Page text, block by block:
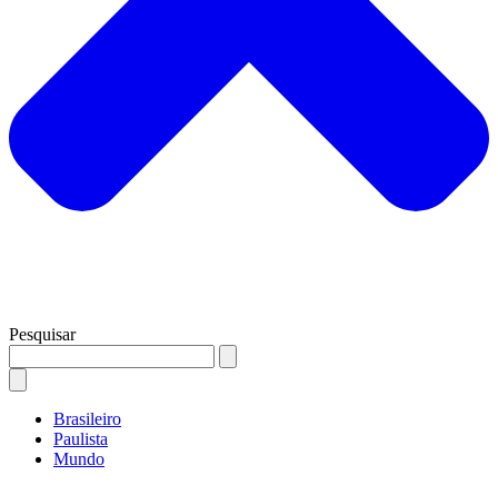
Pesquisar
Brasileiro
Paulista
Mundo